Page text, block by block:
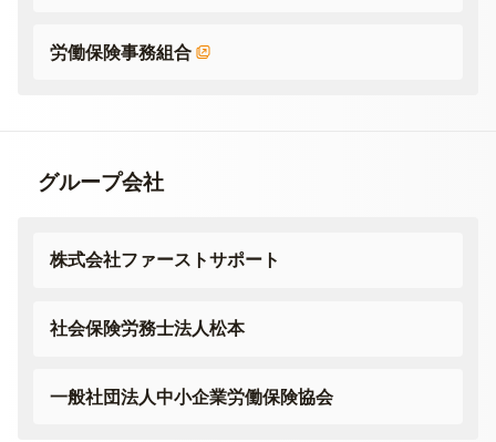
労働保険事務組合
グループ会社
株式会社ファーストサポート
社会保険労務士法人松本
一般社団法人中小企業労働保険協会